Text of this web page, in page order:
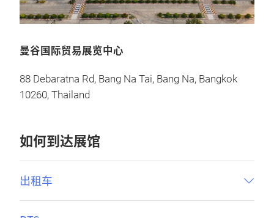
曼谷国际贸易展览中心
88 Debaratna Rd, Bang Na Tai, Bang Na, Bangkok
10260, Thailand
如何到达展馆
出租车